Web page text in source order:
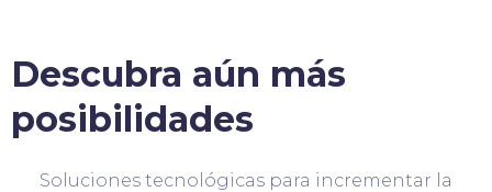
Descubra aún más
posibilidades
Soluciones tecnológicas para incrementar la